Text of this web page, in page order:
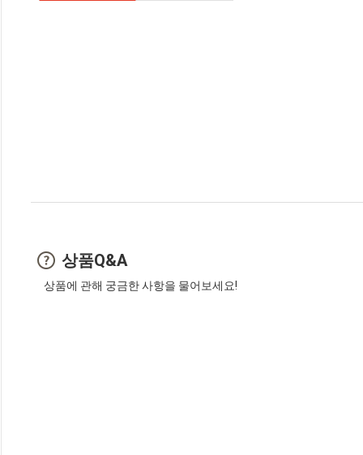
상품Q&A
상품에 관해 궁금한 사항을 물어보세요!